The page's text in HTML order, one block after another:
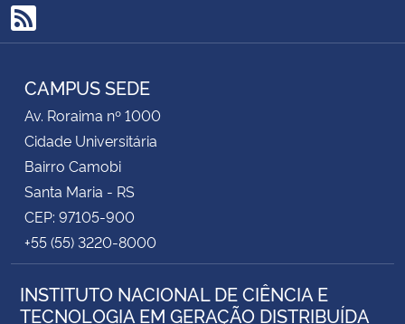
RSS
CAMPUS SEDE
Av. Roraima nº 1000
Cidade Universitária
Bairro Camobi
Santa Maria - RS
CEP: 97105-900
+55 (55) 3220-8000
INSTITUTO NACIONAL DE CIÊNCIA E
TECNOLOGIA EM GERAÇÃO DISTRIBUÍDA